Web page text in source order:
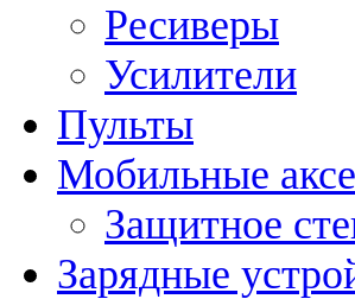
Ресиверы
Усилители
Пульты
Мобильные
Защитное
Зарядные